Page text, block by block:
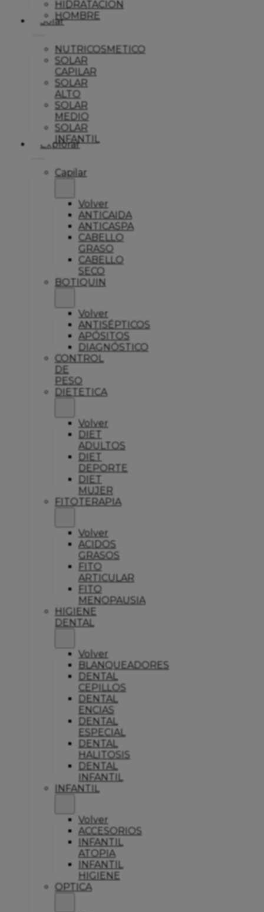
HIDRATACION
HOMBRE
Solar
NUTRICOSMETICO
SOLAR
CAPILAR
SOLAR
ALTO
SOLAR
MEDIO
SOLAR
INFANTIL
Explorar
Capilar
Volver
ANTICAIDA
ANTICASPA
CABELLO
GRASO
CABELLO
SECO
BOTIQUIN
Volver
ANTISÉPTICOS
APÓSITOS
DIAGNÓSTICO
CONTROL
DE
PESO
DIETETICA
Volver
DIET
ADULTOS
DIET
DEPORTE
DIET
MUJER
FITOTERAPIA
Volver
ACIDOS
GRASOS
FITO
ARTICULAR
FITO
MENOPAUSIA
HIGIENE
DENTAL
Volver
BLANQUEADORES
DENTAL
CEPILLOS
DENTAL
ENCIAS
DENTAL
ESPECIAL
DENTAL
HALITOSIS
DENTAL
INFANTIL
INFANTIL
Volver
ACCESORIOS
INFANTIL
ATOPIA
INFANTIL
HIGIENE
OPTICA